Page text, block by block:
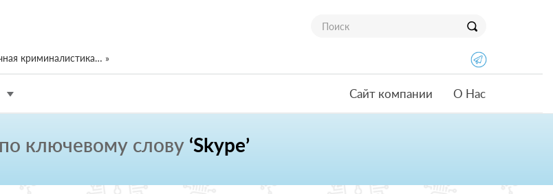
криминалистика… »
Сайт компании О Нас
ключевому слову ‘Skype’